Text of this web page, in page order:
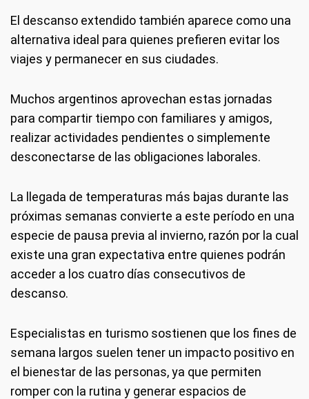
El descanso extendido también aparece como una
alternativa ideal para quienes prefieren evitar los
viajes y permanecer en sus ciudades.
Muchos argentinos aprovechan estas jornadas
para compartir tiempo con familiares y amigos,
realizar actividades pendientes o simplemente
desconectarse de las obligaciones laborales.
La llegada de temperaturas más bajas durante las
próximas semanas convierte a este período en una
especie de pausa previa al invierno, razón por la cual
existe una gran expectativa entre quienes podrán
acceder a los cuatro días consecutivos de
descanso.
Especialistas en turismo sostienen que los fines de
semana largos suelen tener un impacto positivo en
el bienestar de las personas, ya que permiten
romper con la rutina y generar espacios de